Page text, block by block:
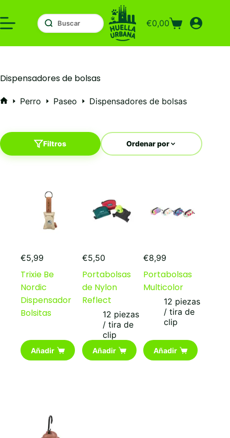
al
contenido
Carro
compra
€0,00
Dispensadores de bolsas
Perro Paseo Dispensadores de bolsas
Filtros Ordenar por
€5,99
Trixie Be
Nordic
Dispensador
Bolsitas
Añadir
€5,50
Portabolsas
de Nylon
Reflect
12 piezas
/ tira de
clip
Añadir
€8,99
Portabolsas
Multicolor
12 piezas
/ tira de
clip
Añadir